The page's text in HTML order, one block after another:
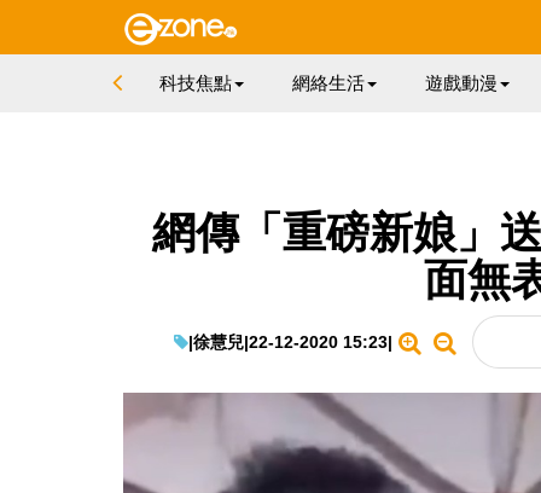
科技焦點 網絡生活 遊戲動漫
網傳「重磅新娘」
面無
|徐慧兒|22-12-2020 15:23|